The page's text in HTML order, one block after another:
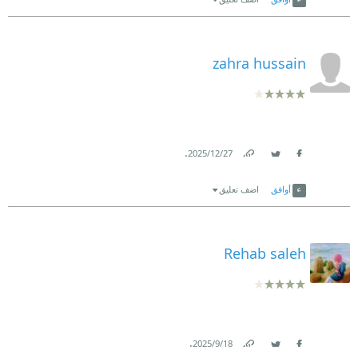
zahra hussain
27‏/12‏/2025
.
أوافق اضف تعليق
Rehab saleh
18‏/9‏/2025
.